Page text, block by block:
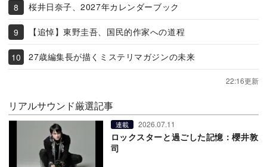
桜井日奈子、2027年カレンダーブック
【追悼】東野圭吾、国民的作家への道程
27歳編集長が描くミステリマガジンの未来
22:16更新
リアルサウンド厳選記事
連載 2026.07.11
ロックスターと過ごした記憶：櫻井敦
司